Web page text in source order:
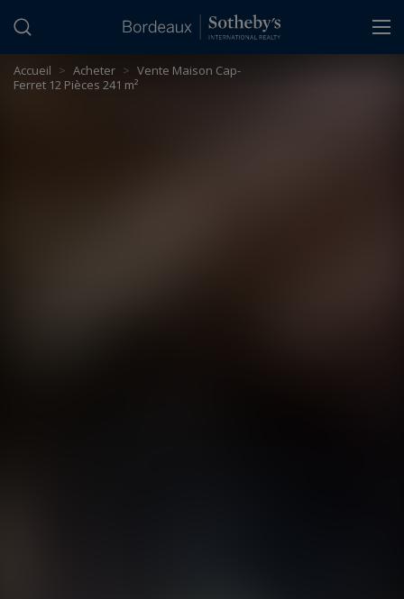
Accueil > Acheter > Vente Maison Cap-
Ferret 12 Pièces 241 m²